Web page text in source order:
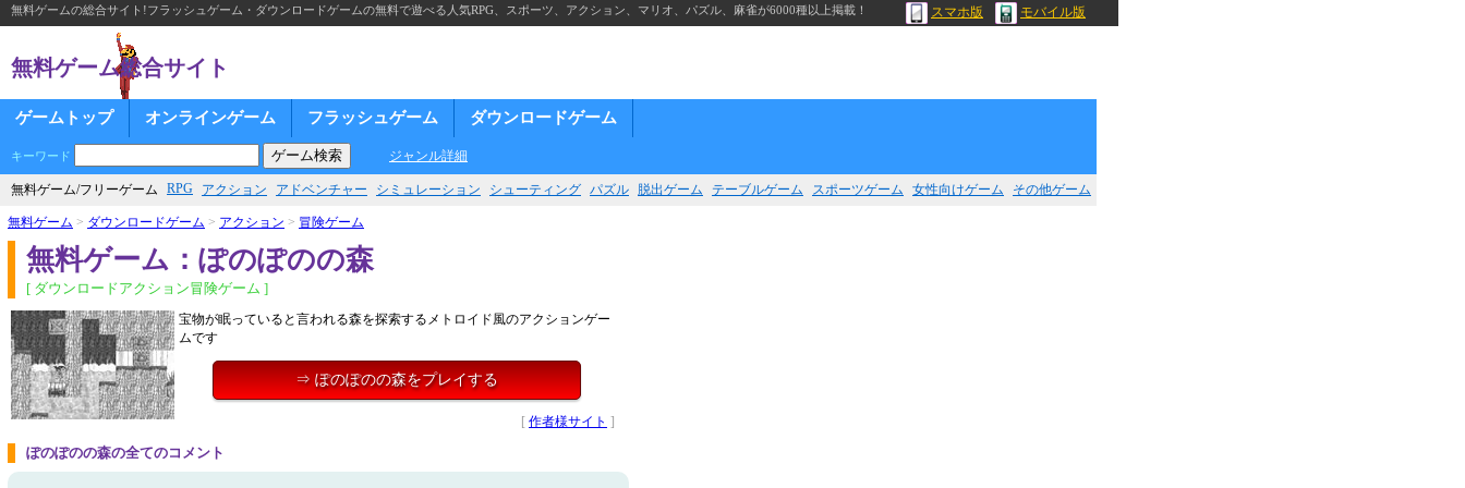
無料ゲームの総合サイト!フラッシュゲーム・ダウンロードゲームの無料で遊べる人気RPG、スポーツ、アクション、マリオ、パズル、麻雀が6000種以上掲載！ スマホ版 モバイル版
無料ゲーム総合サイト
ゲームトップ オンラインゲーム フラッシュゲーム ダウンロードゲーム
キーワード ジャンル詳細
無料ゲーム/フリーゲーム RPG アクション アドベンチャー シミュレーション シューティング パズル 脱出ゲーム テーブルゲーム スポーツゲーム 女性向けゲーム その他ゲーム
無料ゲーム > ダウンロードゲーム > アクション > 冒険ゲーム
無料ゲーム：ぽのぽのの森
[ ダウンロードアクション冒険ゲーム ]
宝物が眠っていると言われる森を探索するメトロイド風のアクションゲー
ムです
⇒ ぽのぽのの森をプレイする
[ 作者様サイト ]
ぽのぽのの森の全てのコメント